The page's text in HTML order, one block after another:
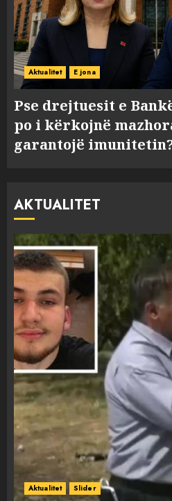
Aktualitet E jona
Pse drejtuesit e
po i kërkojnë
garantojë
AKTUALITET
Aktualitet Slider